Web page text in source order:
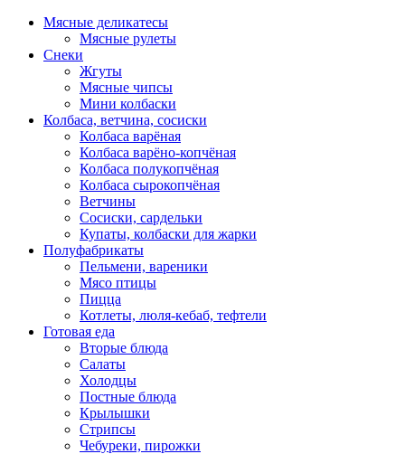
Мясные деликатесы
Мясные рулеты
Снеки
Жгуты
Мясные чипсы
Мини колбаски
Колбаса, ветчина, сосиски
Колбаса варёная
Колбаса варёно-копчёная
Колбаса полукопчёная
Колбаса сырокопчёная
Ветчины
Сосиски, сардельки
Купаты, колбаски для жарки
Полуфабрикаты
Пельмени, вареники
Мясо птицы
Пицца
Котлеты, люля-кебаб, тефтели
Готовая еда
Вторые блюда
Салаты
Холодцы
Постные блюда
Крылышки
Стрипсы
Чебуреки, пирожки